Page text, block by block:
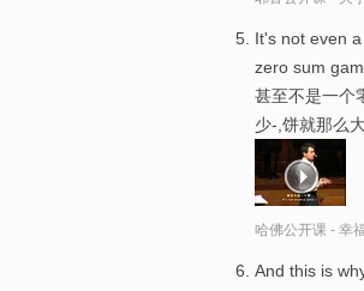
It's not even
zero sum
甚至不是一个
少-,饼就那么大
哈佛公开课 - 幸
And this is